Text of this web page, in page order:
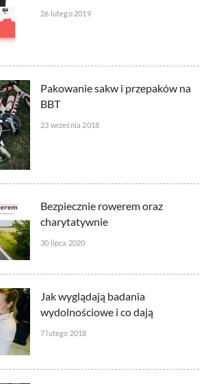
26 lutego 2019
Pakowanie sakw i przepaków na
BBT
23 września 2018
Bezpiecznie rowerem oraz
charytatywnie
30 lipca 2020
Jak wyglądają badania
wydolnościowe i co dają
7 lutego 2018